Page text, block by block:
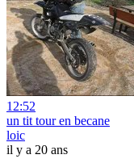
12:52
un tit tour en becane
loic
il y a 20 ans